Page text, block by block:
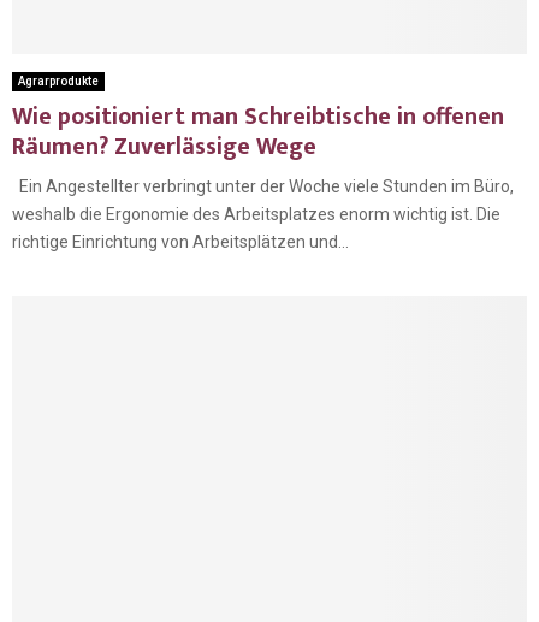
Agrarprodukte
Wie positioniert man Schreibtische in offenen
Räumen? Zuverlässige Wege
Ein Angestellter verbringt unter der Woche viele Stunden im Büro,
weshalb die Ergonomie des Arbeitsplatzes enorm wichtig ist. Die
richtige Einrichtung von Arbeitsplätzen und...